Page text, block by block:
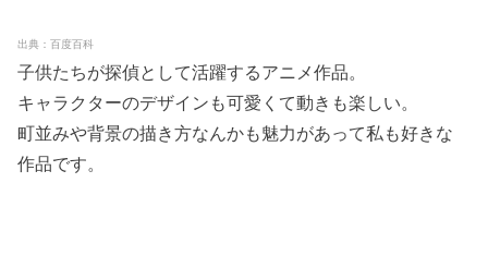
出典：百度百科
子供たちが探偵として活躍するアニメ作品。
キャラクターのデザインも可愛くて動きも楽しい。
町並みや背景の描き方なんかも魅力があって私も好きな
作品です。